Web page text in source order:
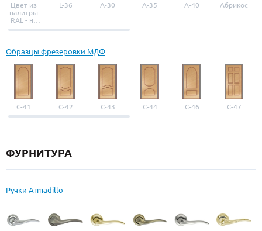
Цвет из
палитры
RAL - на
выбор
L-36 A-30 A-35 A-40 Абрикос
Образцы фрезеровки МДФ
С-41 С-42 С-43 С-44 С-46 С-47
ФУРНИТУРА
Ручки Armadillo